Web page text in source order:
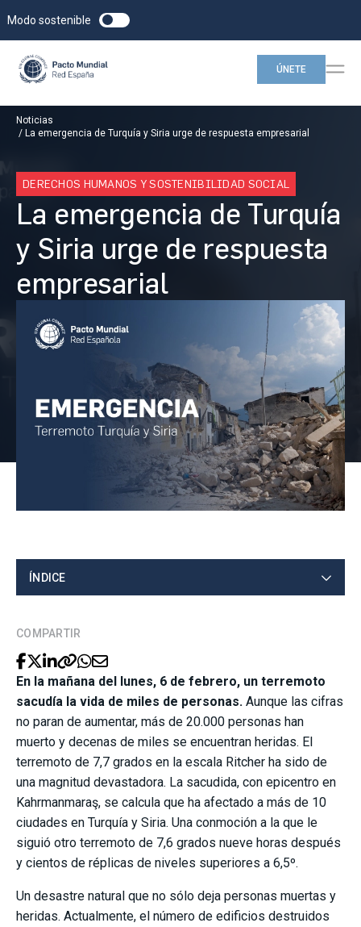
Modo sostenible
ÚNETE
Noticias
La emergencia de Turquía y Siria urge de respuesta empresarial
DERECHOS HUMANOS Y SOSTENIBILIDAD SOCIAL
La emergencia de Turquía
y Siria urge de respuesta
empresarial
ÍNDICE
COMPARTIR
En la mañana del lunes, 6 de febrero, un terremoto
sacudía la vida de miles de personas. Aunque las cifras
no paran de aumentar, más de 20.000 personas han
muerto y decenas de miles se encuentran heridas. El
terremoto de 7,7 grados en la escala Ritcher ha sido de
una magnitud devastadora. La sacudida, con epicentro en
Kahrmanmaraş, se calcula que ha afectado a más de 10
ciudades en Turquía y Siria. Una conmoción a la que le
siguió otro terremoto de 7,6 grados nueve horas después
y cientos de réplicas de niveles superiores a 6,5º.
Un desastre natural que no sólo deja personas muertas y
heridas. Actualmente, el número de edificios destruidos